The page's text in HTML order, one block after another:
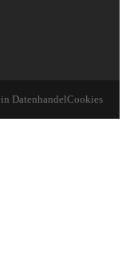
DatenhandelCookies